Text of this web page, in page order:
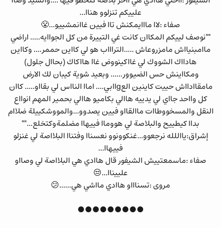
علييكم تنزلوو هناا...
صفاء :لاا مااايمكنش تاا فيين غاانمشييو...😤
""نوصف لييكم المكاان كانت غي التييرة من كل الجواايه..... اراضي
ماامبنيااش مامزروعاش .....التراااب هو لي كااين حممر.... وكااين
هادااك الشووك لي غااكينووض غاا هااكاك (بحاال جلول)
ومكااينش حس الضيوور...... وبعيد شوية كيبان لك الارض
مامقاادااش حييت كاينين العgاابي.... اماا النااس لي بقااو..... كاان
كل وااحد جااي لي يدييه هاالي بكاميو هاالي بحمير المهم انوااع
النقل والمسخووطاات ماالقااو فيين يصدوو...والمووشكييلة ضلاام
بداا كيطييح والبلاصة لي هووماا فييهاا مضلمةوكتخلع...""
إشراق:يااللله نرجعوو...غنكوونوو نعسناا وفتناا البلااصة لي غنزلو
فييهاا...
صفاء :ماسمعتييش الشيفور قال هاادي هي البلااصة لي وصااو
علييناا...😒
مروى :تسناااو هاادي مااشي هي......😕
●●●●●●●●●